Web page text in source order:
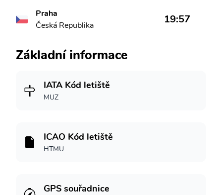
Praha
Česká Republika
19:57
Základní informace
IATA Kód letiště
MUZ
ICAO Kód letiště
HTMU
GPS souřadnice